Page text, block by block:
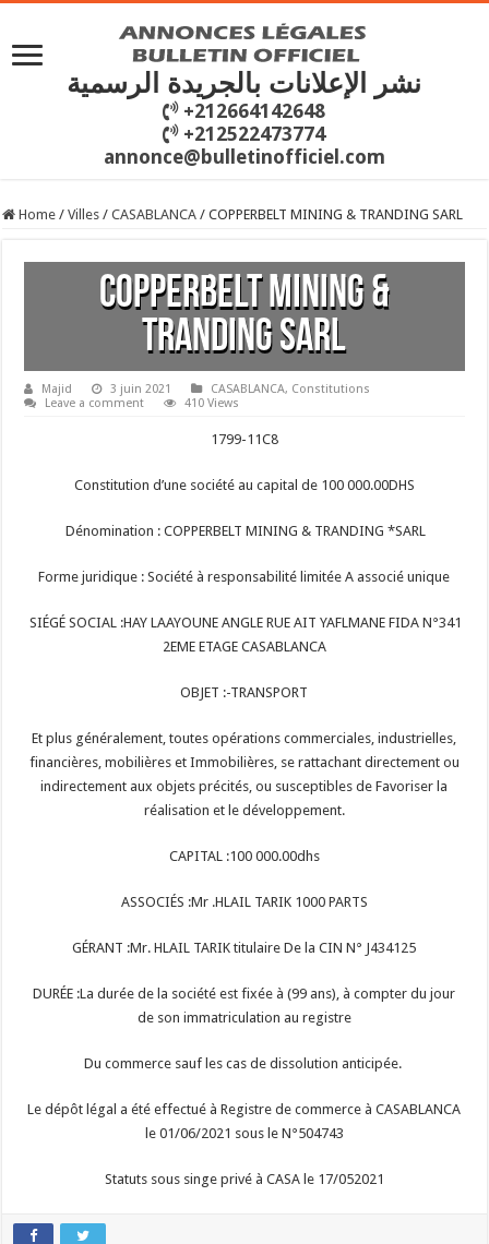
نشر الإعلانات بالجريدة الرسمية
+212664142648
+212522473774
annonce@bulletinofficiel.com
Home / Villes / CASABLANCA / COPPERBELT MINING & TRANDING SARL
COPPERBELT MINING &
TRANDING SARL
Majid 3 juin 2021 CASABLANCA, Constitutions
Leave a comment
410 Views
1799-11C8
Constitution d’une société au capital de 100 000.00DHS
Dénomination : COPPERBELT MINING & TRANDING *SARL
Forme juridique :Société à responsabilité limitée A associé unique
SIÉGÉ SOCIAL :HAY LAAYOUNE ANGLE RUE AIT YAFLMANE FIDA N°341
2EME ETAGE CASABLANCA
OBJET :-TRANSPORT
Et plus généralement, toutes opérations commerciales, industrielles,
financières, mobilières et Immobilières, se rattachant directement ou
indirectement aux objets précités, ou susceptibles de Favoriser la
réalisation et le développement.
CAPITAL :100 000.00dhs
ASSOCIÉS :Mr .HLAIL TARIK 1000 PARTS
GÉRANT :Mr. HLAIL TARIK titulaire De la CIN N° J434125
DURÉE :La durée de la société est fixée à (99 ans), à compter du jour
de son immatriculation au registre
Du commerce sauf les cas de dissolution anticipée.
Le dépôt légal a été effectué à Registre de commerce à CASABLANCA
le 01/06/2021 sous le N°504743
Statuts sous singe privé à CASA le 17/052021